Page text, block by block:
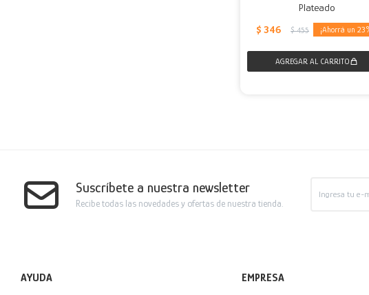
Plateado
$ 346 $ 455 23
Suscríbete a nuestra newsletter
Recibe todas las novedades y ofertas de nuestra tienda.
AYUDA EMPRESA